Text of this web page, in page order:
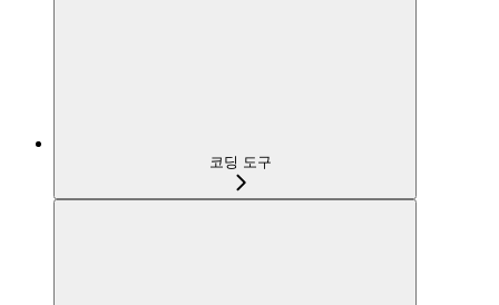
코딩 도구